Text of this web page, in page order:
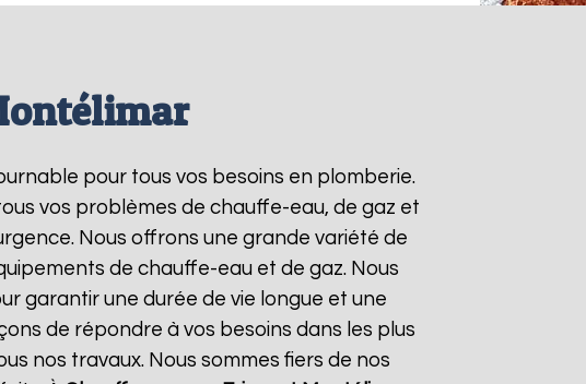
pour tous vos besoins en plomberie.
vos problèmes de chauffe-eau, de gaz et
Nous offrons une grande variété de
de chauffe-eau et de gaz. Nous
garantir une durée de vie longue et une
de répondre à vos besoins dans les plus
nos travaux. Nous sommes fiers de nos